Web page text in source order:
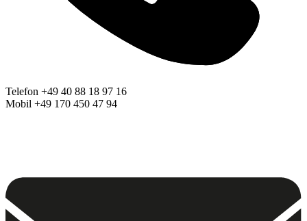
Telefon +49 40 88 18 97 16
Mobil +49 170 450 47 94